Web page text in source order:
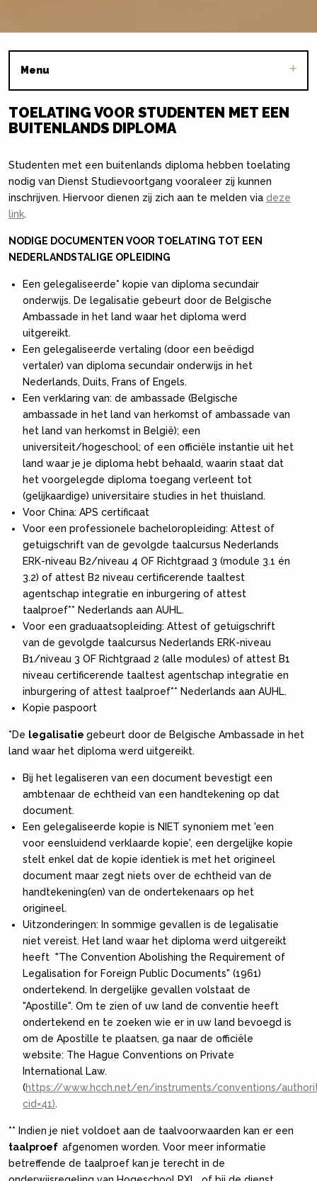
Menu
TOELATING VOOR STUDENTEN MET EEN
BUITENLANDS DIPLOMA
Studenten met een buitenlands diploma hebben toelating
nodig van Dienst Studievoortgang vooraleer zij kunnen
inschrijven. Hiervoor dienen zij zich aan te melden via deze
link.
NODIGE DOCUMENTEN VOOR TOELATING TOT EEN
NEDERLANDSTALIGE OPLEIDING
Een gelegaliseerde* kopie van diploma secundair
onderwijs. De legalisatie gebeurt door de Belgische
Ambassade in het land waar het diploma werd
uitgereikt.
Een gelegaliseerde vertaling (door een beëdigd
vertaler) van diploma secundair onderwijs in het
Nederlands, Duits, Frans of Engels.
Een verklaring van: de ambassade (Belgische
ambassade in het land van herkomst of ambassade van
het land van herkomst in België); een
universiteit/hogeschool; of een officiële instantie uit het
land waar je je diploma hebt behaald, waarin staat dat
het voorgelegde diploma toegang verleent tot
(gelijkaardige) universitaire studies in het thuisland.
Voor China: APS certificaat
Voor een professionele bacheloropleiding: Attest of
getuigschrift van de gevolgde taalcursus Nederlands
ERK-niveau B2/niveau 4 OF Richtgraad 3 (module 3.1 én
3.2) of attest B2 niveau certificerende taaltest
agentschap integratie en inburgering of attest
taalproef** Nederlands aan AUHL.
Voor een graduaatsopleiding: Attest of getuigschrift
van de gevolgde taalcursus Nederlands ERK-niveau
B1/niveau 3 OF Richtgraad 2 (alle modules) of attest B1
niveau certificerende taaltest agentschap integratie en
inburgering of attest taalproef** Nederlands aan AUHL.
Kopie paspoort
*De legalisatie gebeurt door de Belgische Ambassade in het
land waar het diploma werd uitgereikt.
Bij het legaliseren van een document bevestigt een
ambtenaar de echtheid van een handtekening op dat
document.
Een gelegaliseerde kopie is NIET synoniem met 'een
voor eensluidend verklaarde kopie', een dergelijke kopie
stelt enkel dat de kopie identiek is met het origineel
document maar zegt niets over de echtheid van de
handtekening(en) van de ondertekenaars op het
origineel.
Uitzonderingen: In sommige gevallen is de legalisatie
niet vereist. Het land waar het diploma werd uitgereikt
heeft "The Convention Abolishing the Requirement of
Legalisation for Foreign Public Documents" (1961)
ondertekend. In dergelijke gevallen volstaat de
"Apostille". Om te zien of uw land de conventie heeft
ondertekend en te zoeken wie er in uw land bevoegd is
om de Apostille te plaatsen, ga naar de officiële
website: The Hague Conventions on Private
International Law.
(https://www.hcch.net/en/instruments/conventions/
cid=41).
** Indien je niet voldoet aan de taalvoorwaarden kan er een
taalproef afgenomen worden. Voor meer informatie
betreffende de taalproef kan je terecht in de